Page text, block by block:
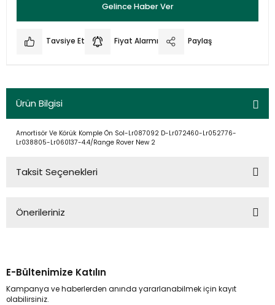
Gelince Haber Ver
Tavsiye Et Fiyat Alarmı Paylaş
Ürün Bilgisi
Amortisör Ve Körük Komple Ön Sol-Lr087092 D-Lr072460-Lr052776-
Lr038805-Lr060137-4.4/Range Rover New 2
Taksit Seçenekleri
Önerileriniz
kullanarak tarafımıza iletebilirsiniz.
Görüş ve önerileriniz için teşekkür ederiz.
E-Bültenimize Katılın
Kampanya ve haberlerden anında yararlanabilmek için kayıt
olabilirsiniz.